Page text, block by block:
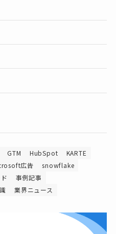
GTM HubSpot
KARTE
広告
snowflake
事例記事
業界ニュース